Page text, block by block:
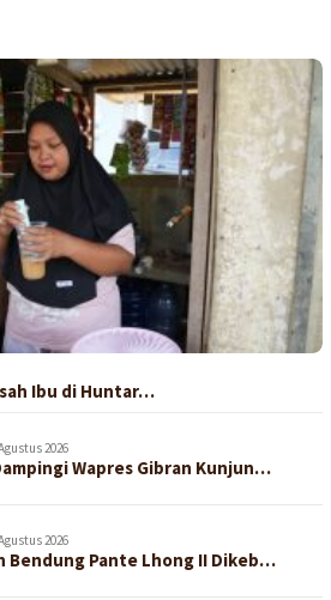
Ibu di Huntar…
2026
Wapres Gibran Kunjun…
2026
Bendung Pante Lhong II Dikeb…